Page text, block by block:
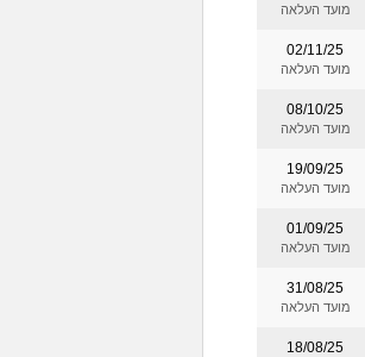
מועד העלאה
02/11/25
מועד העלאה
08/10/25
מועד העלאה
19/09/25
מועד העלאה
01/09/25
מועד העלאה
31/08/25
מועד העלאה
18/08/25